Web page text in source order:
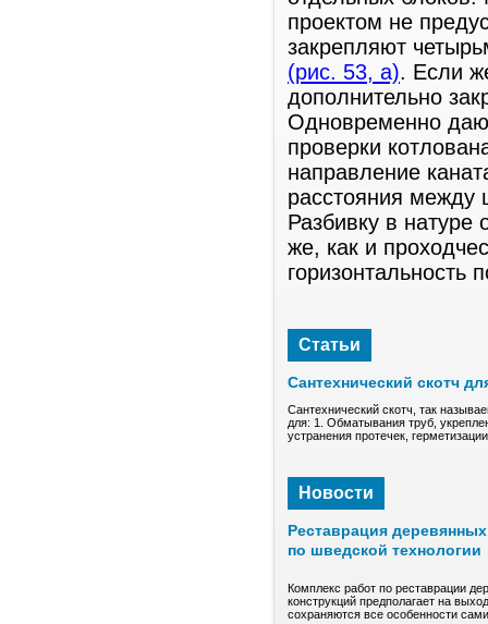
проектом не
закрепляют
(рис. 53, а). Если
дополнительно
Одновременно
проверки
направление
расстояния
Разбивку в натуре
же, как и
горизонтальность
Статьи
Сантехнический скотч
Сантехнический скотч, так
для: 1. Обматывания труб,
устранения протечек,
Новости
Реставрация
по шведской технологии
Комплекс работ по реставрации
конструкций предполагает на
сохраняются все особенности